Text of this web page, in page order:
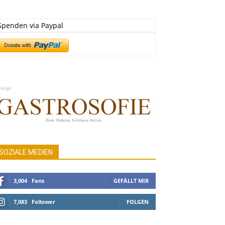
via Paypal
MEDIEN
3,004 Fans GEFÄLLT MIR
7,083 Follower FOLGEN